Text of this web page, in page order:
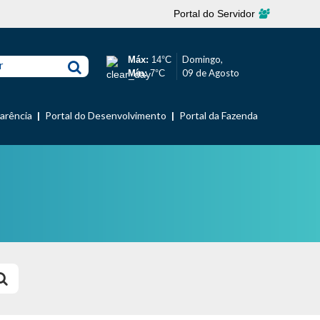
Portal do Servidor
Máx: 14°C
Mín:7°C
Domingo,
09 de Agosto
Portal do Desenvolvimento Portal da Fazenda